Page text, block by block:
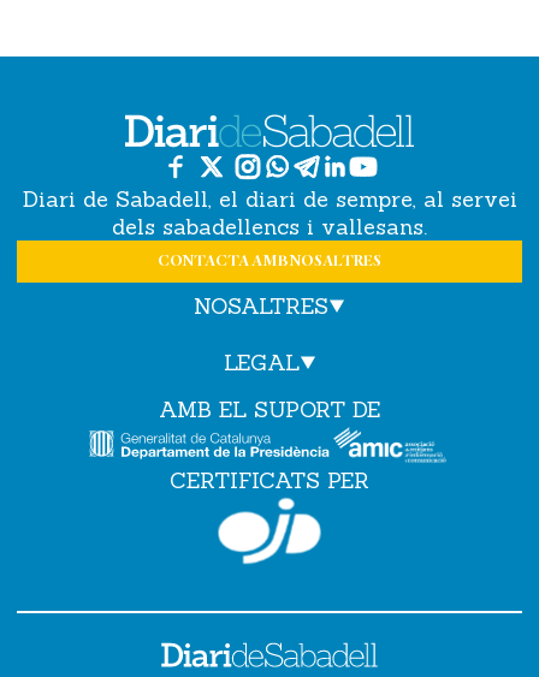
Diari de Sabadell, el diari de sempre, al servei
dels sabadellencs i vallesans.
CONTACTA AMB NOSALTRES
NOSALTRES
LEGAL
AMB EL SUPORT DE
CERTIFICATS PER